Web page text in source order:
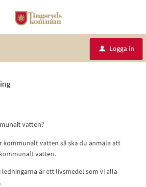
u Logga in
vatten?
kommunalt vatten så ska du anmäla att
vatten.
är ett livsmedel som vi alla